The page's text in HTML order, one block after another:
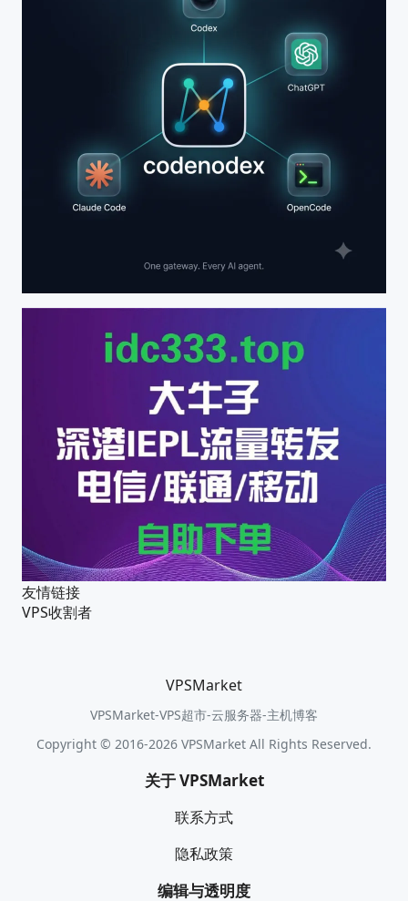
友情链接
VPS收割者
VPSMarket
VPSMarket-VPS超市-云服务器-主机博客
Copyright © 2016-2026 VPSMarket All Rights Reserved.
关于 VPSMarket
联系方式
隐私政策
编辑与透明度